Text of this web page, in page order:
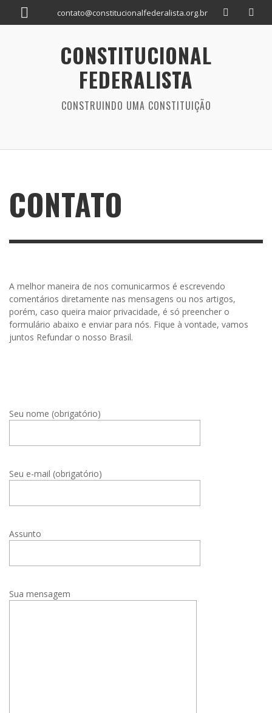
contato@constitucionalfederalista.org.br
CONSTITUCIONAL
FEDERALISTA
CONSTRUINDO UMA CONSTITUIÇÃO
CONTATO
A melhor maneira de nos comunicarmos é escrevendo
comentários diretamente nas mensagens ou nos artigos,
porém, caso queira maior privacidade, é só preencher o
formulário abaixo e enviar para nós. Fique à vontade, vamos
juntos Refundar o nosso Brasil.
Seu nome (obrigatório)
Seu e-mail (obrigatório)
Assunto
Sua mensagem